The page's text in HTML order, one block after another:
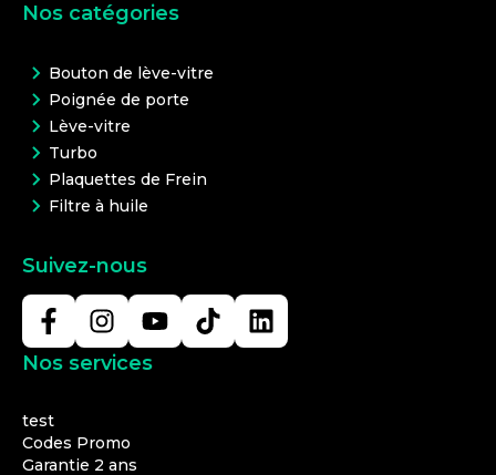
Nos catégories
Bouton de lève-vitre
Poignée de porte
Lève-vitre
Turbo
Plaquettes de Frein
Filtre à huile
Suivez-nous
Nos services
test
Codes Promo
Garantie 2 ans